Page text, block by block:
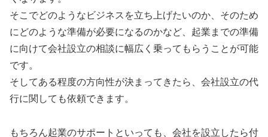
そこでどのようなビジネスを立ち上げたいのか、そのため
にどのような準備が必要になるのかなど、起業までの準備
に向けて会社設立の相談に幅広く乗ってもらうことが可能
です。
そしてある程度の方向性が決まってきたら、会社設立の代
行に関しても依頼できます。
もちろん起業のサポートといっても、会社を設立したら付